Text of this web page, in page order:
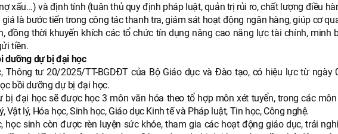
xấu...) và định tính (tuân thủ quy định pháp luật, quản trị rủi ro, chất lượng điều
là bước tiến trong công tác thanh tra, giám sát hoạt động ngân hàng, giúp cơ
đồng thời khuyến khích các tổ chức tín dụng nâng cao năng lực tài chính, minh
tiền.
dưỡng dự bị đại học
Thông tư 20/2025/TT-BGDĐT của Bộ Giáo dục và Đào tạo, có hiệu lực từ ngày
bồi dưỡng dự bị đại học.
bị đại học sẽ được học 3 môn văn hóa theo tổ hợp môn xét tuyển, trong các môn
Vật lý, Hóa học, Sinh học, Giáo dục Kinh tế và Pháp luật, Tin học, Công nghệ.
học sinh còn được rèn luyện sức khỏe, tham gia các hoạt động giáo dục, trải